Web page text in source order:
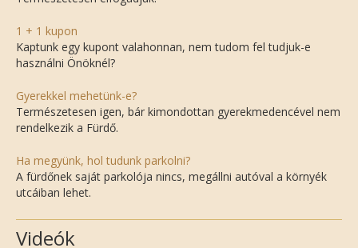
1 + 1 kupon
Kaptunk egy kupont valahonnan, nem tudom fel tudjuk-e
használni Önöknél?
Gyerekkel mehetünk-e?
Természetesen igen, bár kimondottan gyerekmedencével nem
rendelkezik a Fürdő.
Ha megyünk, hol tudunk parkolni?
A fürdőnek saját parkolója nincs, megállni autóval a környék
utcáiban lehet.
Videók